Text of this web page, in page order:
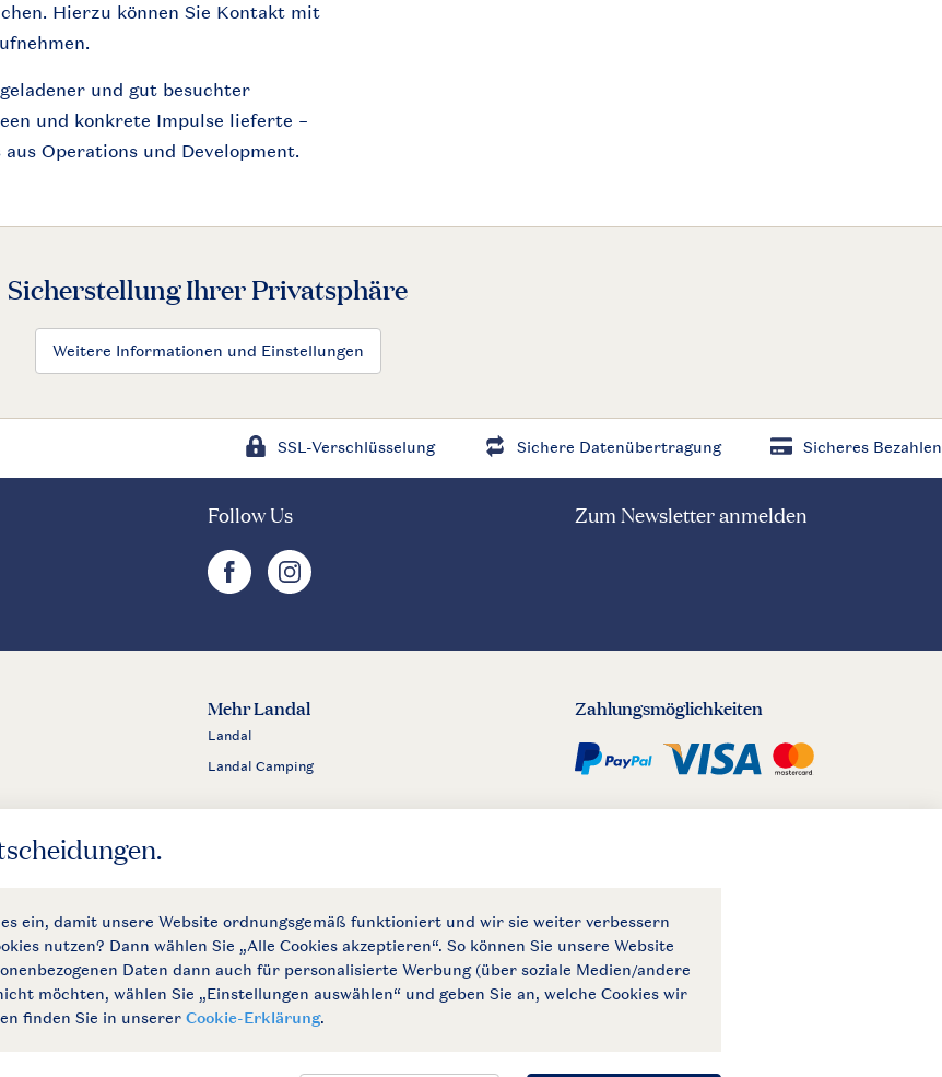
. Hierzu können Sie Kontakt mit
.
und gut besuchter
und konkrete Impulse lieferte –
aus Operations und Development.
Sicherstellung Ihrer Privatsphäre
Weitere Informationen und Einstellungen
SSL-Verschlüsselung Sichere Datenübertragung Sicheres Bezahlen
Follow Us
facebookinstagram
Zum Newsletter anmelden
Mehr Landal
Landal
Landal Camping
Zahlungsmöglichkeiten
Impressum Datenschutz Cookies und Banner Barrierefrei © 2026 Landal